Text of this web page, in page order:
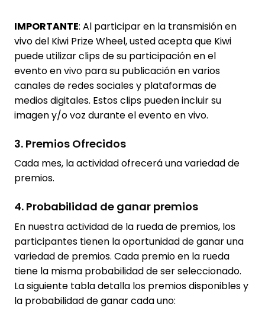
IMPORTANTE: Al participar en la transmisión en
vivo del Kiwi Prize Wheel, usted acepta que Kiwi
puede utilizar clips de su participación en el
evento en vivo para su publicación en varios
canales de redes sociales y plataformas de
medios digitales. Estos clips pueden incluir su
imagen y/o voz durante el evento en vivo.
3. Premios Ofrecidos
Cada mes, la actividad ofrecerá una variedad de
premios.
4. Probabilidad de ganar premios
En nuestra actividad de la rueda de premios, los
participantes tienen la oportunidad de ganar una
variedad de premios. Cada premio en la rueda
tiene la misma probabilidad de ser seleccionado.
La siguiente tabla detalla los premios disponibles y
la probabilidad de ganar cada uno: